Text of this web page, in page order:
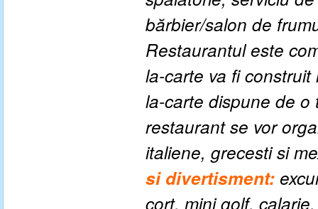
bărbier/salon de
Restaurantul este
la-carte va fi
la-carte dispune de
restaurant se vor
italiene, grecesti si
si divertisment:
cort, mini golf,